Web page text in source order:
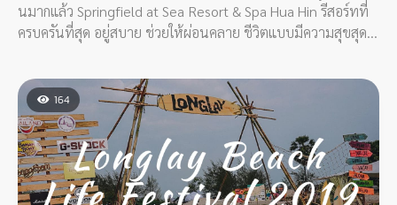
นมากแล้ว Springfield at Sea Resort & Spa Hua Hin รีสอร์ทที่
ครบครันที่สุด อยู่สบาย ช่วยให้ผ่อนคลาย ชีวิตแบบมีความสุขสุด
164